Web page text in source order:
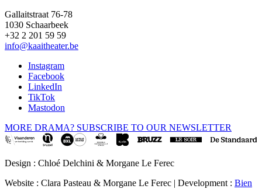
Gallaitstraat 76-78
1030 Schaarbeek
+32 2 201 59 59
info@kaaitheater.be
Instagram
Facebook
LinkedIn
TikTok
Mastodon
MORE DRAMA? SUBSCRIBE TO OUR NEWSLETTER
Design : Chloé Delchini & Morgane Le Ferec
Website : Clara Pasteau & Morgane Le Ferec | Development : Bien